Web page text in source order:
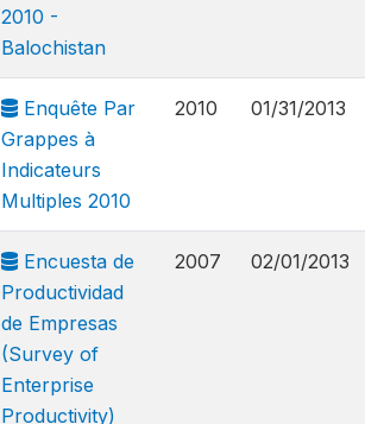
2010 -
Balochistan
Enquête Par
Grappes à
Indicateurs
Multiples 2010
2010 01/31/2013
Encuesta de
Productividad
de Empresas
(Survey of
Enterprise
Productivity)
2007 02/01/2013